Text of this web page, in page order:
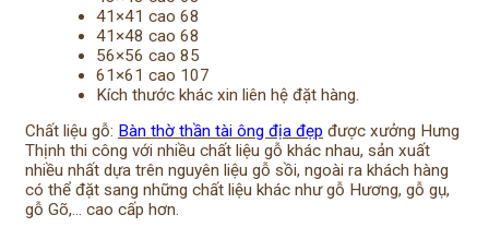
41×41 cao 68
41×48 cao 68
56×56 cao 85
61×61 cao 107
Kích thước khác xin liên hệ đặt hàng.
Chất liệu gỗ: Bàn thờ thần tài ông địa đẹp được xưởng Hưng
Thịnh thi công với nhiều chất liệu gỗ khác nhau, sản xuất
nhiều nhất dựa trên nguyên liệu gỗ sồi, ngoài ra khách hàng
có thể đặt sang những chất liệu khác như gỗ Hương, gỗ gụ,
gỗ Gõ,… cao cấp hơn.